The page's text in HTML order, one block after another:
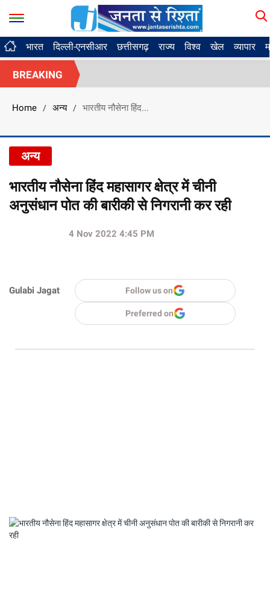
भारत दिल्ली-एनसीआर छत्तीसगढ़ राज्य विश्व खेल व्यापार
BREAKING
Home / अन्य / भारतीय नौसेना हिंद...
अन्य
भारतीय नौसेना हिंद महासागर क्षेत्र में चीनी
अनुसंधान पोत की बारीकी से निगरानी कर रही
Gulabi Jagat
4 Nov 2022 4:45 PM
Follow us on
Preferred on